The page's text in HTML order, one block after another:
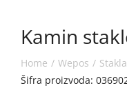
Kamin
Home Wepos Stakla
Šifra proizvoda: